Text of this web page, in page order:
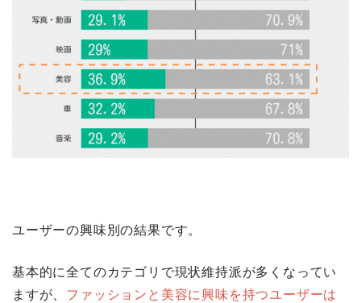
ユーザーの興味別の結果です。
基本的に全てのカテゴリで現状維持派が多くなってい
ますが、 ファッションと美容に興味を持つユーザーは